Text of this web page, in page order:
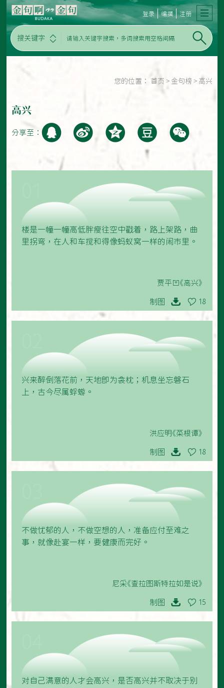
搜关键字
登录 编撰 注册
您的位置： 首页 > 金句榜 > 高兴
高兴
分享至：
楼是一幢一幢高低胖瘦往空中戳着，路上架路，曲
里拐弯，在人和车搅和得像蚂蚁窝一样的闹市里。
贾平凹《高兴》
制图 18
兴来醉倒落花前，天地即为衾枕；机息坐忘磐石
上，古今尽属蜉蝣。
洪应明《菜根谭》
制图 18
不做忧郁的人，不做空想的人，准备应付至难之
事，就像赴宴一样，要健康而完好。
尼采《查拉图斯特拉如是说》
制图 15
对自己满意的人才会高兴，是否高兴并不取决于别